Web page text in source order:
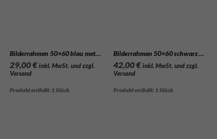
Bilderrahmen 50×60 blau metallic Kunststoff Puzzlerahmen
29,00€inkl. MwSt. und zzgl.
Versand
Produkt enthält: 1 Stück
Bilderrahmen 50×60 schwarz Alu
42,00€inkl. MwSt. und zzgl.
Versand
Produkt enthält: 1 Stück